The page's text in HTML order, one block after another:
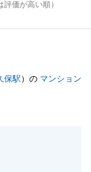
価が高い順）
保駅）の マンション